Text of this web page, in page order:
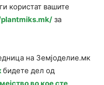
користат вашите
за
на Земјоделие.мк
бидете дел од
во кое сте